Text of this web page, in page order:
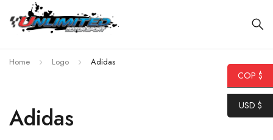
Home Logo Adidas
Adidas
COP $
USD $